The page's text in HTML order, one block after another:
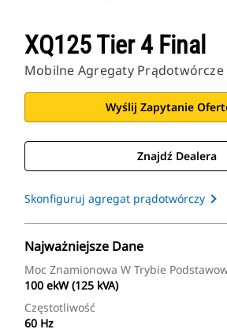
XQ125 Tier 4 Final
Mobilne Agregaty Prądotwórcze
Wyślij Zapytanie
Znajdź Dealera
Skonfiguruj agregat prądotwórczy
Najważniejsze Dane
Moc Znamionowa W Trybie
100 ekW (125 kVA)
Częstotliwość
60 Hz